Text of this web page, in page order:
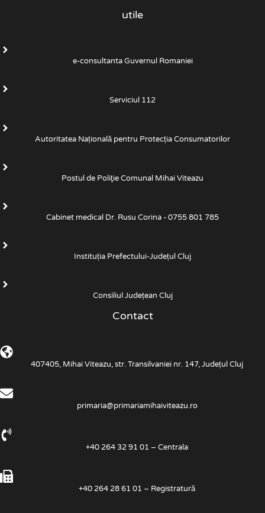
utile
e-consultanta Guvernul Romaniei
Serviciul 112
Autoritatea Națională pentru Protecția Consumatorilor
Postul de Poliţie Comunal Mihai Viteazu
Cabinet medical Dr. Rusu Corina - 0755 801 785
Instituția Prefectului-Județul Cluj
Consiliul Județean Cluj
Contact
407405, Mihai Viteazu, str. Transilvaniei nr. 147, Județul Cluj
primaria@primariamihaiviteazu.ro
+40 264 32 91 01 – Centrala
+40 264 28 61 01 – Registratură